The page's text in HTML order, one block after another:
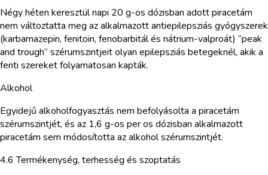
Négy héten keresztül napi 20 g-os dózisban adott piracetám
nem változtatta meg az alkalmazott antiepilepsziás gyógyszerek
(karbamazepin, fenitoin, fenobarbitál és nátrium-valproát) “peak
and trough” szérumszintjeit olyan epilepsziás betegeknél, akik a
fenti szereket folyamatosan kapták.
Alkohol
Egyidejű alkoholfogyasztás nem befolyásolta a piracetám
szérumszintjét, és az 1,6 g-os per os dózisban alkalmazott
piracetám sem módosította az alkohol szérumszintjét.
4.6 Termékenység, terhesség és szoptatás